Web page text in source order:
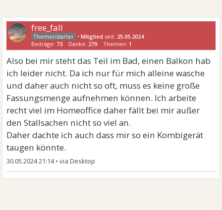
free_fall
•Mitglied seit: 25.05.2024
Beiträge: 73 Danke: 279 Themen: 1
Also bei mir steht das Teil im Bad, einen Balkon hab
ich leider nicht. Da ich nur für mich alleine wasche
und daher auch nicht so oft, muss es keine große
Fassungsmenge aufnehmen können. Ich arbeite
recht viel im Homeoffice daher fällt bei mir außer
den Stallsachen nicht so viel an.
Daher dachte ich auch dass mir so ein Kombigerät
taugen könnte.
30.05.2024 21:14•